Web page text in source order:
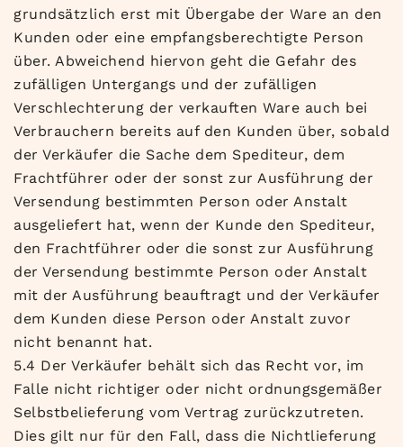
grundsätzlich erst mit Übergabe der Ware an den
Kunden oder eine empfangsberechtigte Person
über. Abweichend hiervon geht die Gefahr des
zufälligen Untergangs und der zufälligen
Verschlechterung der verkauften Ware auch bei
Verbrauchern bereits auf den Kunden über, sobald
der Verkäufer die Sache dem Spediteur, dem
Frachtführer oder der sonst zur Ausführung der
Versendung bestimmten Person oder Anstalt
ausgeliefert hat, wenn der Kunde den Spediteur,
den Frachtführer oder die sonst zur Ausführung
der Versendung bestimmte Person oder Anstalt
mit der Ausführung beauftragt und der Verkäufer
dem Kunden diese Person oder Anstalt zuvor
nicht benannt hat.
5.4 Der Verkäufer behält sich das Recht vor, im
Falle nicht richtiger oder nicht ordnungsgemäßer
Selbstbelieferung vom Vertrag zurückzutreten.
Dies gilt nur für den Fall, dass die Nichtlieferung